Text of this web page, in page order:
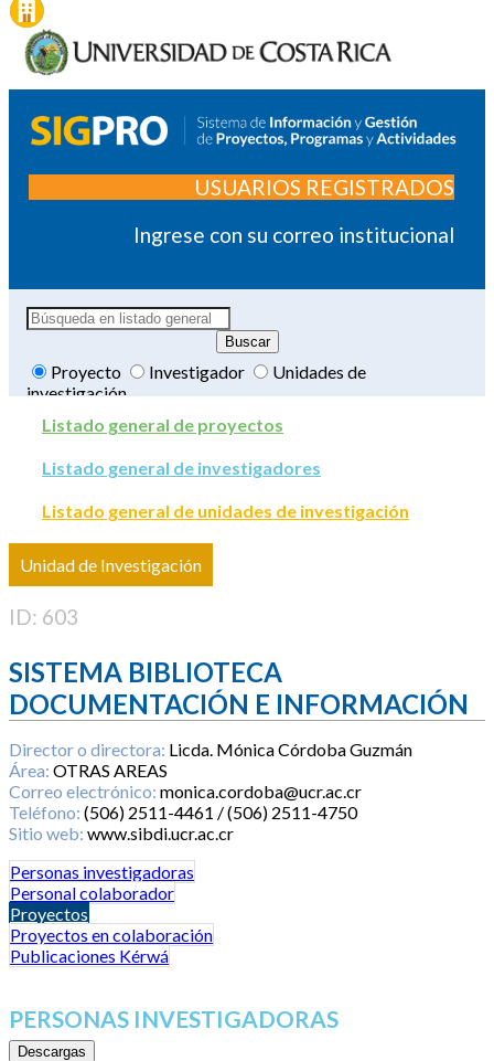
USUARIOS REGISTRADOS
Ingrese con su correo institucional
Proyecto Investigador
Unidades de
investigación
Listado general de proyectos
Listado general de investigadores
Listado general de unidades de investigación
Unidad de Investigación
ID: 603
SISTEMA BIBLIOTECA
DOCUMENTACIÓN E INFORMACIÓN
Director o directora: Licda. Mónica Córdoba Guzmán
Área: OTRAS AREAS
Correo electrónico: monica.cordoba@ucr.ac.cr
Teléfono: (506) 2511-4461 / (506) 2511-4750
Sitio web: www.sibdi.ucr.ac.cr
Personas investigadoras
Personal colaborador
Proyectos
Proyectos en colaboración
Publicaciones Kérwá
PERSONAS INVESTIGADORAS
Descargas